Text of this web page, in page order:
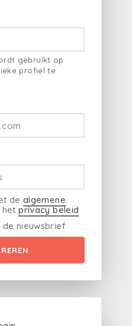
gebruikt op
profiel te
de algemene
hetprivacy beleid
nieuwsbrief